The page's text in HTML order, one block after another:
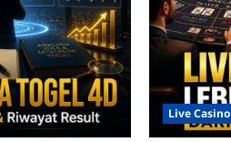
Live Casino